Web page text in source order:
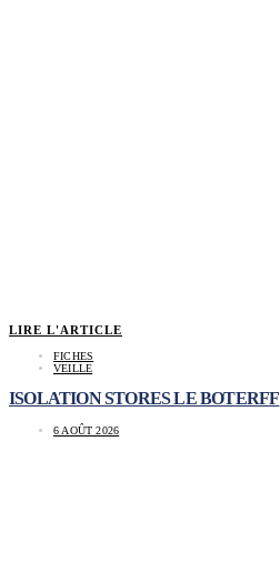
LIRE L'ARTICLE
FICHES
VEILLE
ISOLATION STORES LE BOTERFF
6 AOÛT 2026